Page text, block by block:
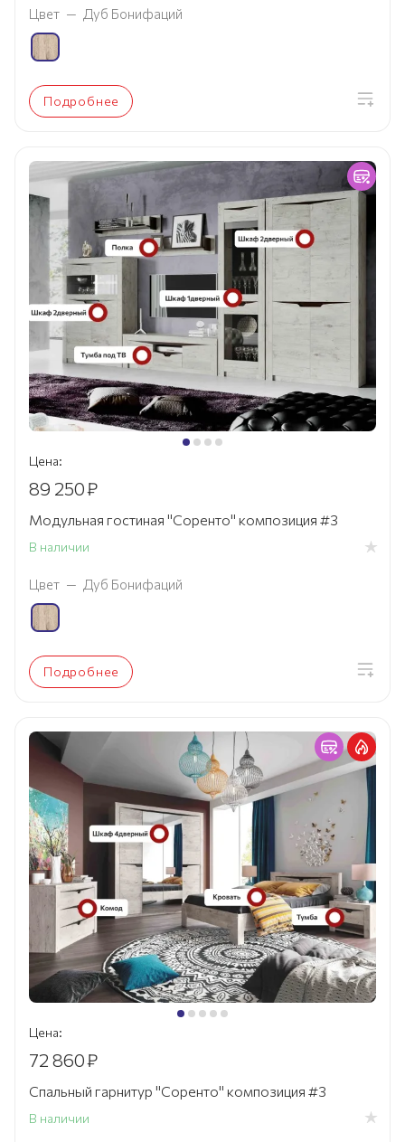
Цвет — Дуб Бонифаций
Подробнее
Цена:
89 250₽
Модульная гостиная "Соренто" композиция #3
В наличии
Цвет — Дуб Бонифаций
Подробнее
Цена:
72 860₽
Спальный гарнитур "Соренто" композиция #3
В наличии